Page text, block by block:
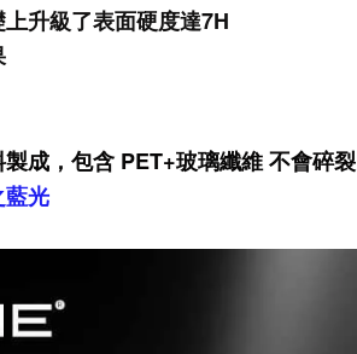
升級了表面硬度達7H
成，包含 PET+玻璃纖維 不會碎裂
光